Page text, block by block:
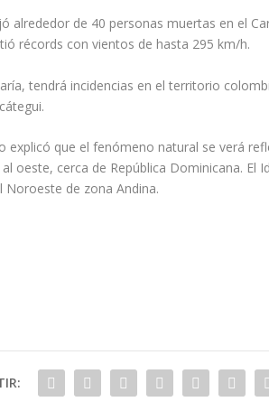
alrededor de 40 personas muertas en el
récords con vientos de hasta 295 km/h.
tendrá incidencias en el territorio
explicó que el fenómeno natural se verá
oeste, cerca de República Dominicana.
Noroeste de zona Andina.